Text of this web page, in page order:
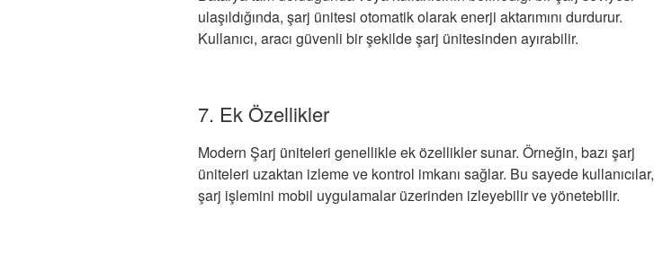
ulaşıldığında, şarj ünitesi otomatik olarak enerji aktarımını durdurur.
Kullanıcı, aracı güvenli bir şekilde şarj ünitesinden ayırabilir.
7. Ek Özellikler
Modern Şarj üniteleri genellikle ek özellikler sunar. Örneğin, bazı şarj
üniteleri uzaktan izleme ve kontrol imkanı sağlar. Bu sayede kullanıcılar,
şarj işlemini mobil uygulamalar üzerinden izleyebilir ve yönetebilir.